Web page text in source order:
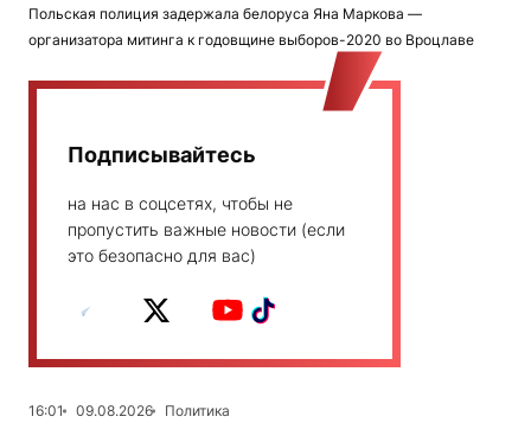
Польская полиция задержала белоруса Яна Маркова —
организатора митинга к годовщине выборов-2020 во Вроцлаве
Подписывайтесь
на нас в соцсетях, чтобы не
пропустить важные новости (если
это безопасно для вас)
16:01 09.08.2026
Политика